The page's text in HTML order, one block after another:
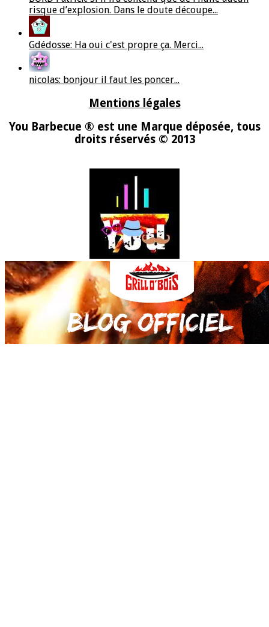
risque d’explosion. Dans le doute découpe...
Gdédosse: Ha oui c'est propre ça. Merci...
nicolas: bonjour il faut les poncer...
Mentions légales
You Barbecue ® est une Marque déposée, tous
droits réservés © 2013